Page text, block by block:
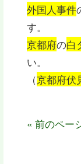
外国人事件
す。
京都府の白
い。
（京都府伏
« 前のペー